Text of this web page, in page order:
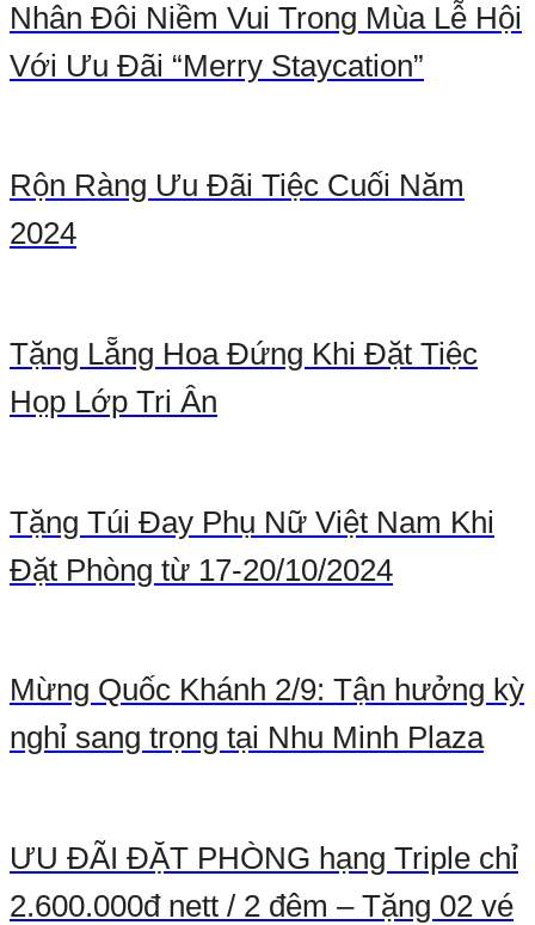
Nhân Đôi Niềm Vui Trong Mùa Lễ Hội
Với Ưu Đãi “Merry Staycation”
Rộn Ràng Ưu Đãi Tiệc Cuối Năm
2024
Tặng Lẵng Hoa Đứng Khi Đặt Tiệc
Họp Lớp Tri Ân
Tặng Túi Đay Phụ Nữ Việt Nam Khi
Đặt Phòng từ 17-20/10/2024
Mừng Quốc Khánh 2/9: Tận hưởng kỳ
nghỉ sang trọng tại Nhu Minh Plaza
ƯU ĐÃI ĐẶT PHÒNG hạng Triple chỉ
2.600.000đ nett / 2 đêm – Tặng 02 vé